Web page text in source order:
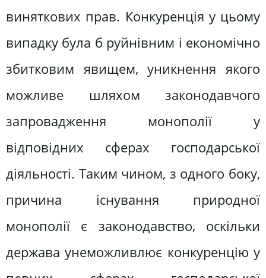
виняткових прав. Конкуренція у цьому
випадку була б руйнівним і економічно
збитковим явищем, уникнення якого
можливе шляхом законодавчого
запровадження монополії у
відповідних сферах господарської
діяльності. Таким чином, з одного боку,
причина існування природної
монополії є законодавство, оскільки
держава унеможливлює конкуренцію у